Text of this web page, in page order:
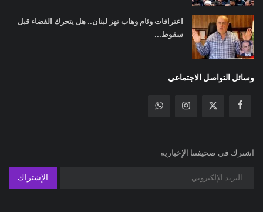
اعترافات وئام وهاب تهز لبنان.. هل يتحرك القضاء قبل
سقوط...
وسائل التواصل الاجتماعي
اشترك في صحيفتنا الإخبارية
الإشتراك